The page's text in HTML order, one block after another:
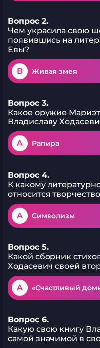
Вопрос 2.
Чем украсила свою
появившись на
Евы?
B Живая змея
Вопрос 3.
Какое оружие
Владиславу
A Рапира
Вопрос 4.
К какому
относится
A Символизм
Вопрос 5.
Какой сборник
Ходасевич своей
A «Счастливый
Вопрос 6.
Какую свою книгу
самой значимой в